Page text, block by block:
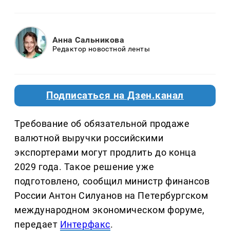
Анна Сальникова
Редактор новостной ленты
Подписаться на Дзен.канал
Требование об обязательной продаже
валютной выручки российскими
экспортерами могут продлить до конца
2029 года. Такое решение уже
подготовлено, сообщил министр финансов
России Антон Силуанов на Петербургском
международном экономическом форуме,
передает Интерфакс.